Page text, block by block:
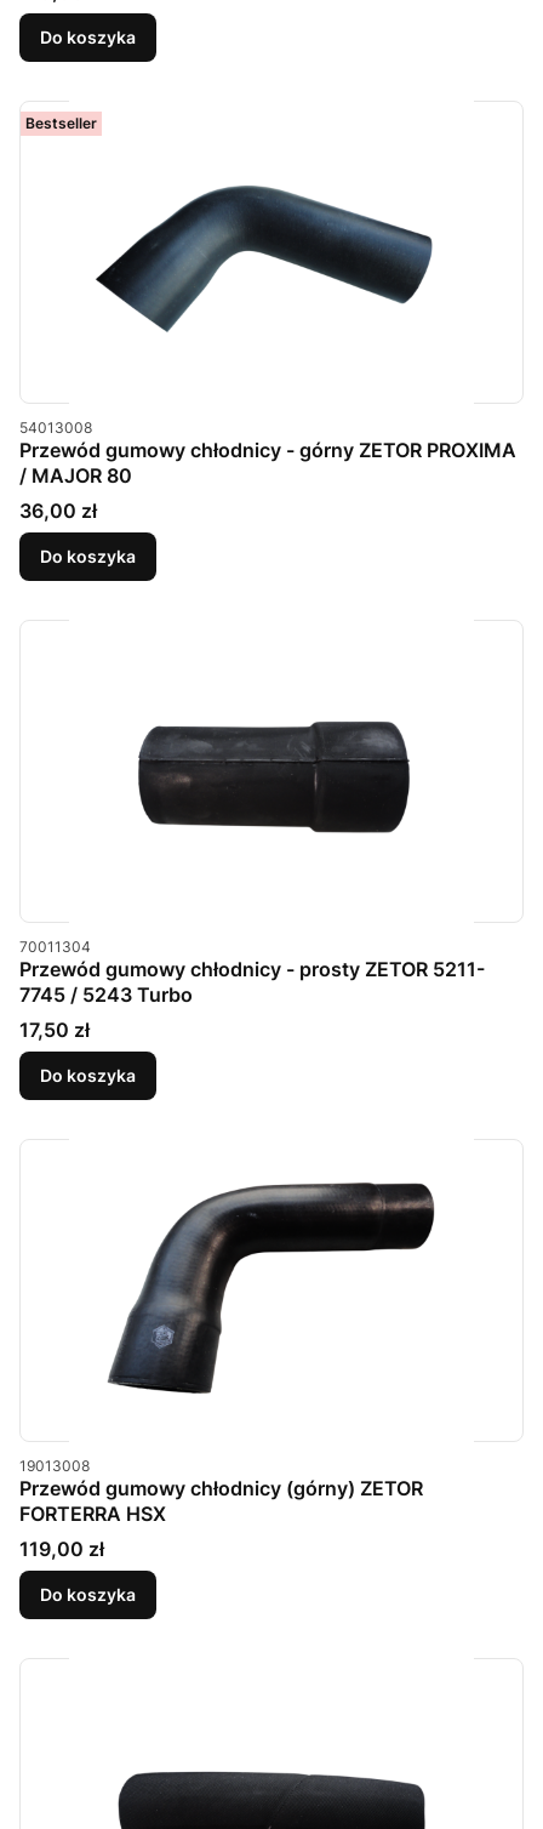
Do koszyka
Bestseller
Kod produktu
54013008
Przewód gumowy chłodnicy - górny ZETOR PROXIMA
/ MAJOR 80
Cena
36,00 zł
Do koszyka
Kod produktu
70011304
Przewód gumowy chłodnicy - prosty ZETOR 5211-
7745 / 5243 Turbo
Cena
17,50 zł
Do koszyka
Kod produktu
19013008
Przewód gumowy chłodnicy (górny) ZETOR
FORTERRA HSX
Cena
119,00 zł
Do koszyka